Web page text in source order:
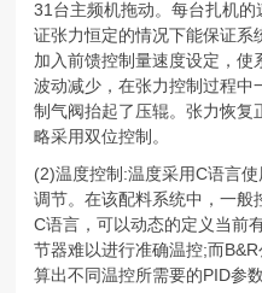
31台主频机拖动。每台扎机
证张力恒定的情况下能保证系
加入前馈控制量速度设定，使
波动减少，在张力控制过程中
制气阀抬起了压辊。张力恢复
略采用双位控制。
(2)温度控制:温度采用C语言
调节。在该配料系统中，一般
C语言，可以动态的定义当前
节器难以进行准确温控;而
算出不同温控所需要的PID参